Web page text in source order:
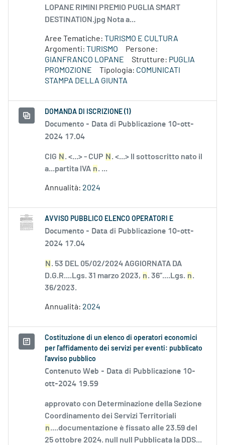
LOPANE RIMINI PREMIO PUGLIA SMART
DESTINATION.jpg Nota a...
Aree Tematiche: TURISMO E CULTURA
Argomenti: TURISMO
Persone:
GIANFRANCO LOPANE
Strutture: PUGLIA
PROMOZIONE
Tipologia: COMUNICATI
STAMPA DELLA GIUNTA
DOMANDA DI ISCRIZIONE (1)
Documento - Data di Pubblicazione 10-ott-
2024 17.04
CIG N . <...> - CUP N . <...> Il sottoscritto nato il
a...partita IVA n. ...
Annualità: 2024
AVVISO PUBBLICO ELENCO OPERATORI E
Documento - Data di Pubblicazione 10-ott-
2024 17.04
N . 53 DEL 05/02/2024 AGGIORNATA DA
D.G.R....Lgs. 31 marzo 2023, n. 36”....Lgs. n.
36/2023.
Annualità: 2024
Costituzione di un elenco di operatori economici
per l'affidamento dei servizi per eventi: pubblicato
l'avviso pubblico
Contenuto Web - Data di Pubblicazione 10-
ott-2024 19.59
approvato con Determinazione della Sezione
Coordinamento dei Servizi Territoriali
n....documentazione è fissato alle 23.59 del
25 ottobre 2024. null null Pubblicata la DDS...